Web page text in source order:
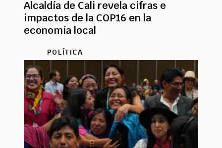
Alcaldía de Cali revela cifras e
impactos de la COP16 en la
economía local
POLÍTICA